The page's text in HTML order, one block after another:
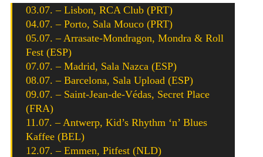
03.07. – Lisbon, RCA Club (PRT)
04.07. – Porto, Sala Mouco (PRT)
05.07. – Arrasate-Mondragon, Mondra & Roll
Fest (ESP)
07.07. – Madrid, Sala Nazca (ESP)
08.07. – Barcelona, Sala Upload (ESP)
09.07. – Saint-Jean-de-Védas, Secret Place
(FRA)
11.07. – Antwerp, Kid’s Rhythm ‘n’ Blues
Kaffee (BEL)
12.07. – Emmen, Pitfest (NLD)